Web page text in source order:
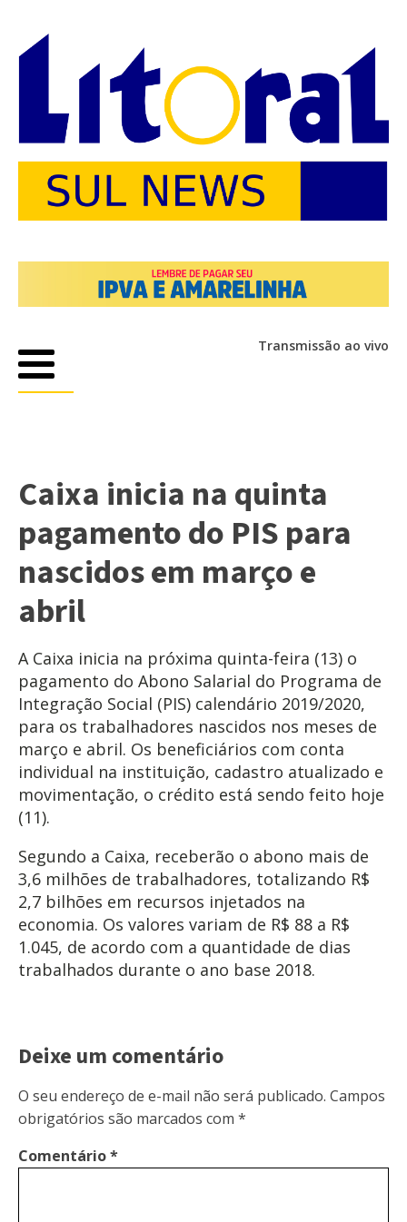
Transmissão ao vivo
Caixa inicia na quinta
pagamento do PIS para
nascidos em março e
abril
A Caixa inicia na próxima quinta-feira (13) o
pagamento do Abono Salarial do Programa de
Integração Social (PIS) calendário 2019/2020,
para os trabalhadores nascidos nos meses de
março e abril. Os beneficiários com conta
individual na instituição, cadastro atualizado e
movimentação, o crédito está sendo feito hoje
(11).
Segundo a Caixa, receberão o abono mais de
3,6 milhões de trabalhadores, totalizando R$
2,7 bilhões em recursos injetados na
economia. Os valores variam de R$ 88 a R$
1.045, de acordo com a quantidade de dias
trabalhados durante o ano base 2018.
Deixe um comentário
O seu endereço de e-mail não será publicado. Campos
obrigatórios são marcados com *
Comentário*